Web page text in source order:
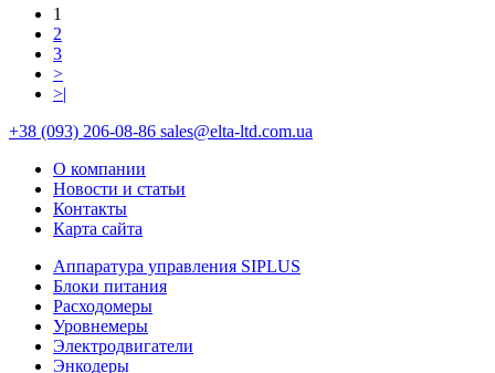
1
2
3
>
>|
+38 (093) 206-08-86 sales@elta-ltd.com.ua
О компании
Новости и статьи
Контакты
Карта сайта
Аппаратура управления SIPLUS
Блоки питания
Расходомеры
Уровнемеры
Электродвигатели
Энкодеры